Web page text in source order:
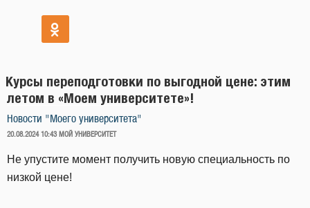
Курсы переподготовки по выгодной цене: этим
летом в «Моем университете»!
Новости "Моего университета"
ОПУБЛИКОВАНО
20.08.2024 10:43 МОЙ УНИВЕРСИТЕТ
Не упустите момент получить новую специальность по
низкой цене!